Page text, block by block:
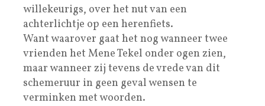
willekeurigs, over het nut van een
achterlichtje op een herenfiets.
Want waarover gaat het nog wanneer twee
vrienden het Mene Tekel onder ogen zien,
maar wanneer zij tevens de vrede van dit
schemeruur in geen geval wensen te
verminken met woorden.